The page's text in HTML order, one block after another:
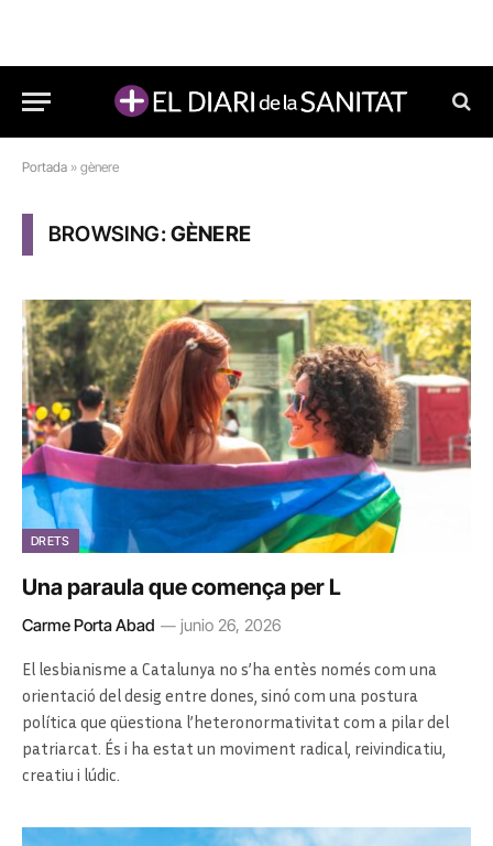
Portada » gènere
BROWSING:GÈNERE
DRETS
Una paraula que comença per L
Carme Porta Abad junio 26, 2026
El lesbianisme a Catalunya no s’ha entès només com una
orientació del desig entre dones, sinó com una postura
política que qüestiona l’heteronormativitat com a pilar del
patriarcat. És i ha estat un moviment radical, reivindicatiu,
creatiu i lúdic.